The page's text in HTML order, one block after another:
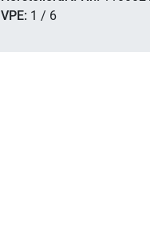
VPE: 1 / 6